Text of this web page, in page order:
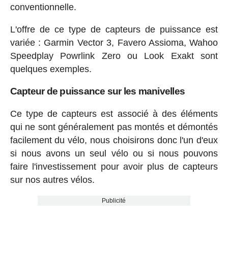
conventionnelle.
L'offre de ce type de capteurs de puissance est
variée : Garmin Vector 3, Favero Assioma, Wahoo
Speedplay Powrlink Zero ou Look Exakt sont
quelques exemples.
Capteur de puissance sur les manivelles
Ce type de capteurs est associé à des éléments
qui ne sont généralement pas montés et démontés
facilement du vélo, nous choisirons donc l'un d'eux
si nous avons un seul vélo ou si nous pouvons
faire l'investissement pour avoir plus de capteurs
sur nos autres vélos.
Publicité